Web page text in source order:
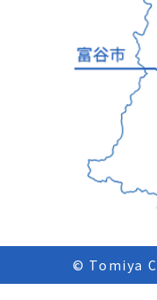
© Tomiya